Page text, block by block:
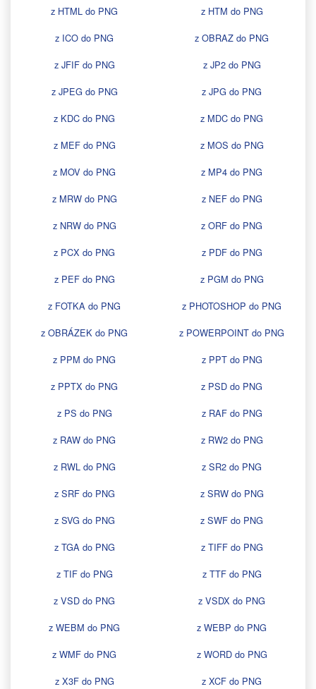
z HTML do PNG
z HTM do PNG
z ICO do PNG
z OBRAZ do PNG
z JFIF do PNG
z JP2 do PNG
z JPEG do PNG
z JPG do PNG
z KDC do PNG
z MDC do PNG
z MEF do PNG
z MOS do PNG
z MOV do PNG
z MP4 do PNG
z MRW do PNG
z NEF do PNG
z NRW do PNG
z ORF do PNG
z PCX do PNG
z PDF do PNG
z PEF do PNG
z PGM do PNG
z FOTKA do PNG
z PHOTOSHOP do PNG
z OBRÁZEK do PNG
z POWERPOINT do PNG
z PPM do PNG
z PPT do PNG
z PPTX do PNG
z PSD do PNG
z PS do PNG
z RAF do PNG
z RAW do PNG
z RW2 do PNG
z RWL do PNG
z SR2 do PNG
z SRF do PNG
z SRW do PNG
z SVG do PNG
z SWF do PNG
z TGA do PNG
z TIFF do PNG
z TIF do PNG
z TTF do PNG
z VSD do PNG
z VSDX do PNG
z WEBM do PNG
z WEBP do PNG
z WMF do PNG
z WORD do PNG
z X3F do PNG
z XCF do PNG